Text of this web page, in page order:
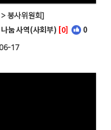
봉사위원회]
눔 사역(사회부) [0] 0
17